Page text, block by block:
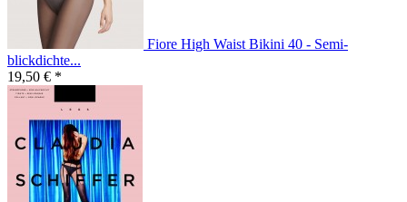
Fiore High Waist Bikini 40 - Semi-
blickdichte...
19,50 € *